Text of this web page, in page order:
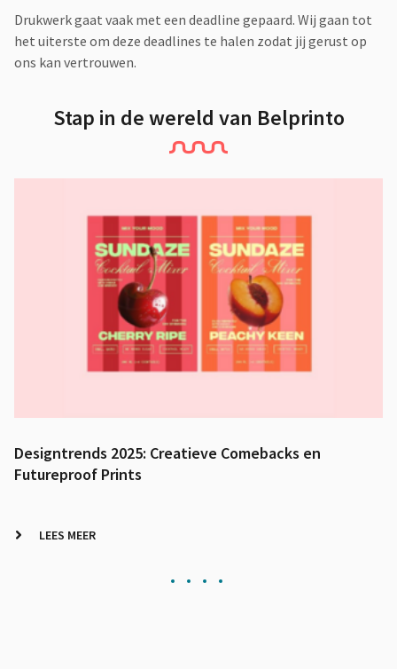
Drukwerk gaat vaak met een deadline gepaard. Wij gaan tot
het uiterste om deze deadlines te halen zodat jij gerust op
ons kan vertrouwen.
Stap in de wereld van Belprinto
Designtrends 2025: Creatieve Comebacks en
Futureproof Prints
LEES MEER